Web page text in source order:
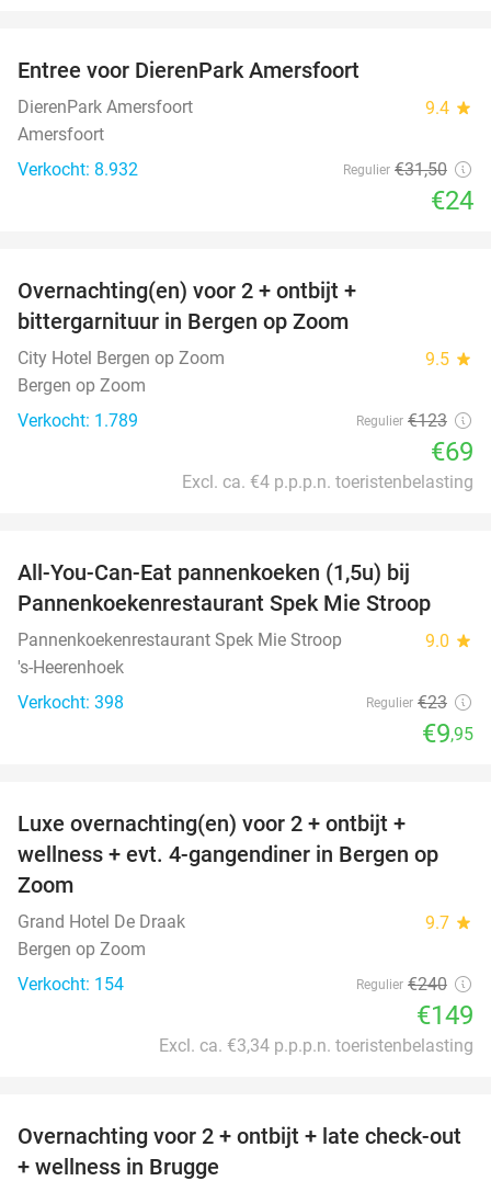
Entree voor DierenPark Amersfoort
DierenPark Amersfoort 9.4 star
Amersfoort
Verkocht: 8.932
Regulier €31,50
€24
Overnachting(en) voor 2 + ontbijt +
bittergarnituur in Bergen op Zoom
City Hotel Bergen op Zoom 9.5 star
Bergen op Zoom
Verkocht: 1.789
Regulier €123
€69
Excl. ca. €4 p.p.p.n. toeristenbelasting
All-You-Can-Eat pannenkoeken (1,5u) bij
Pannenkoekenrestaurant Spek Mie Stroop
Pannenkoekenrestaurant Spek Mie Stroop 9.0 star
's-Heerenhoek
Verkocht: 398
Regulier €23
€9,95
Luxe overnachting(en) voor 2 + ontbijt +
wellness + evt. 4-gangendiner in Bergen op
Zoom
Grand Hotel De Draak 9.7 star
Bergen op Zoom
Verkocht: 154
Regulier €240
€149
Excl. ca. €3,34 p.p.p.n. toeristenbelasting
34%
Overnachting voor 2 + ontbijt + late check-out
+ wellness in Brugge